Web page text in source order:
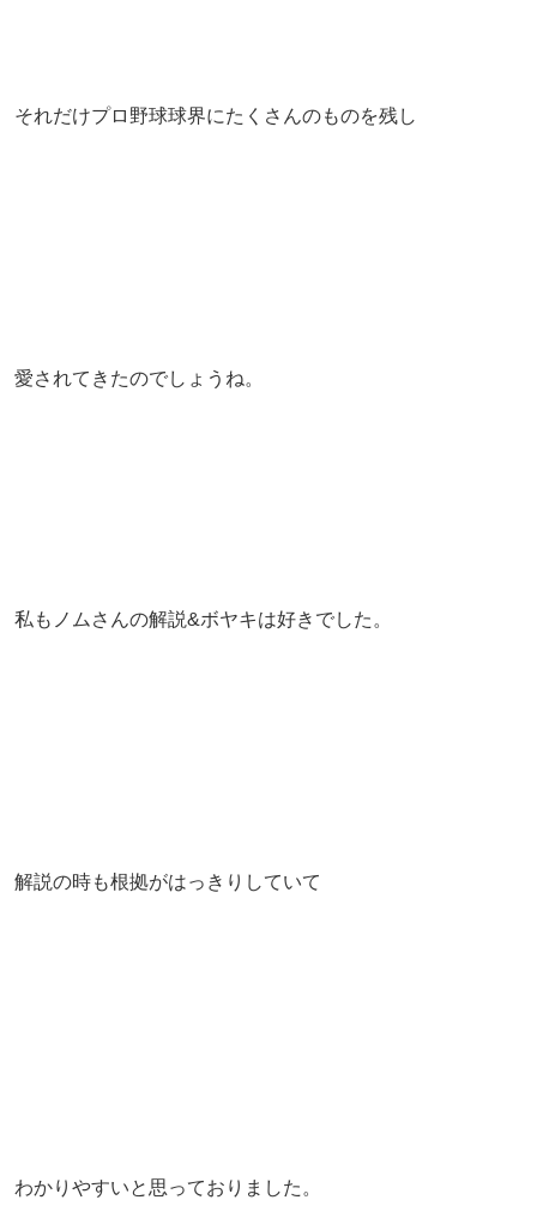
それだけプロ野球球界にたくさんのものを残し
愛されてきたのでしょうね。
私もノムさんの解説&ボヤキは好きでした。
解説の時も根拠がはっきりしていて
わかりやすいと思っておりました。